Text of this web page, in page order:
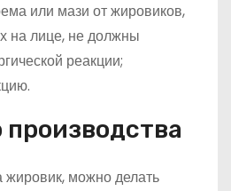
или мази от жировиков,
на лице, не должны
реакции;
жировик, можно делать